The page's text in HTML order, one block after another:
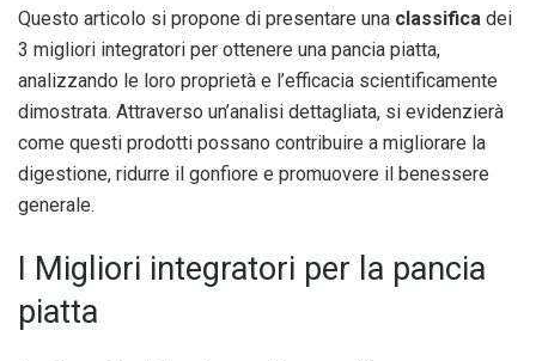
Questo articolo si propone di presentare una classifica dei
3 migliori integratori per ottenere una pancia piatta,
analizzando le loro proprietà e l’efficacia scientificamente
dimostrata. Attraverso un’analisi dettagliata, si evidenzierà
come questi prodotti possano contribuire a migliorare la
digestione, ridurre il gonfiore e promuovere il benessere
generale.
I Migliori integratori per la pancia
piatta